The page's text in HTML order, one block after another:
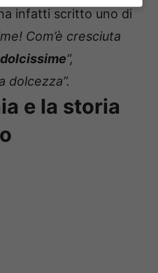
infatti scritto uno di
Com’è cresciuta
“,
dolcezza”.
e la storia